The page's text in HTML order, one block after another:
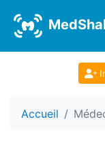
Accueil